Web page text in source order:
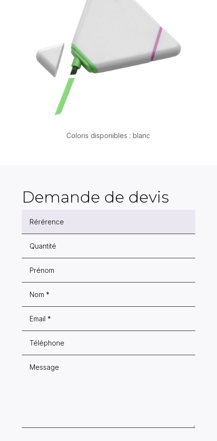
Coloris disponibles : blanc
Demande de devis